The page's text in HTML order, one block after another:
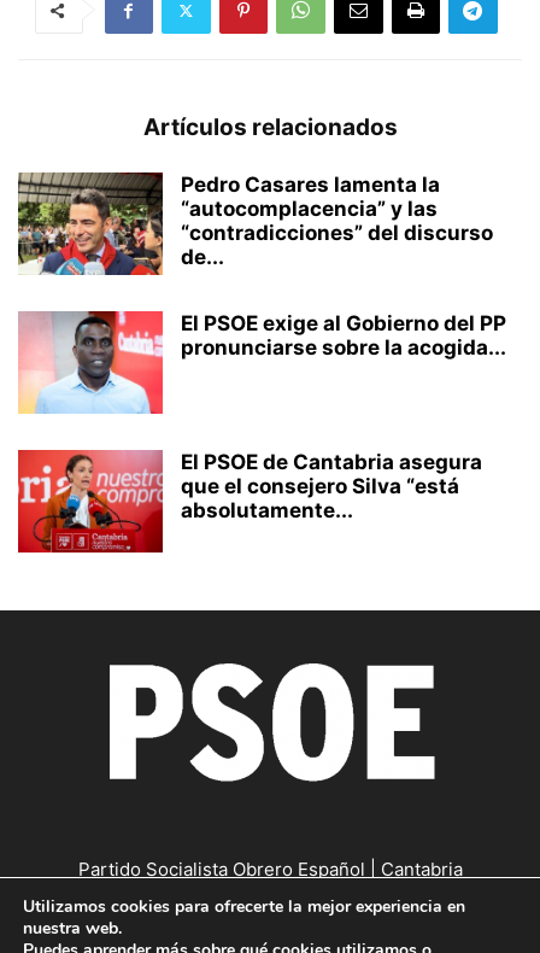
Artículos relacionados
Pedro Casares lamenta la
“autocomplacencia” y las
“contradicciones” del discurso
de...
El PSOE exige al Gobierno del PP
pronunciarse sobre la acogida...
El PSOE de Cantabria asegura
que el consejero Silva “está
absolutamente...
Partido Socialista Obrero Español | Cantabria
Contáctanos:cantabria@psc-psoe.es
Utilizamos cookies para ofrecerte la mejor experiencia en
nuestra web.